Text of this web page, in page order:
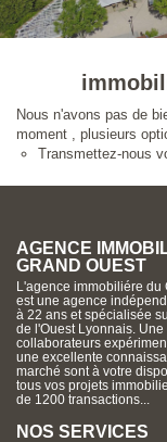
Nous n'avons pas de
moment , plusieurs
Transmettez-nous
AGENCE
GRAND OUEST
L'agence immobiliére du
est une agence
à 22 ans et spécialisée
de l'Ouest Lyonnais.
collaborateurs
une excellente
marché sont à votre
tous vos projets
de 1200 transactions...
NOS SERVICES